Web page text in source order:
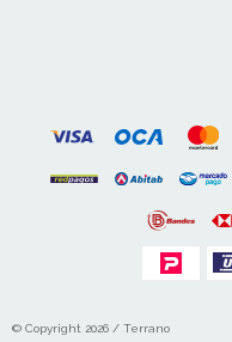
© Copyright 2026 / Terrano